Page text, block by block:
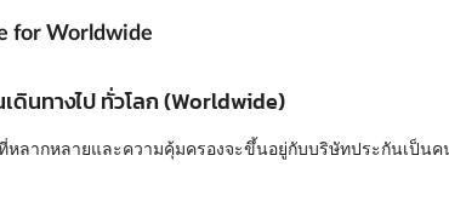
for Worldwide
ดินทางไป ทั่วโลก (Worldwide)
หลากหลายและความคุ้มครองจะขึ้นอยู่กับบริษัทประกันเป็